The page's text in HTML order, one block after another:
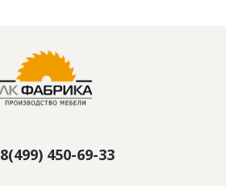
8(499) 450-69-33